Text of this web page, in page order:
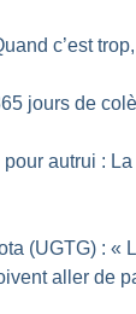
c’est
jours de
autrui :
(UGTG) : «
aller de